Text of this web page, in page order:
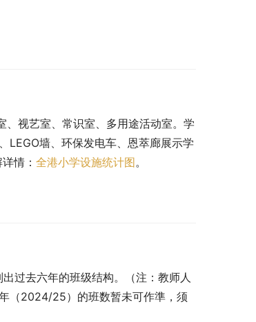
视艺室、常识室、多用途活动室。学
LEGO墙、环保发电车、恩萃廊展示学
情： 全港小学设施统计图。
过去六年的班级结构。（注：教师人
（2024/25）的班数暂未可作準，须